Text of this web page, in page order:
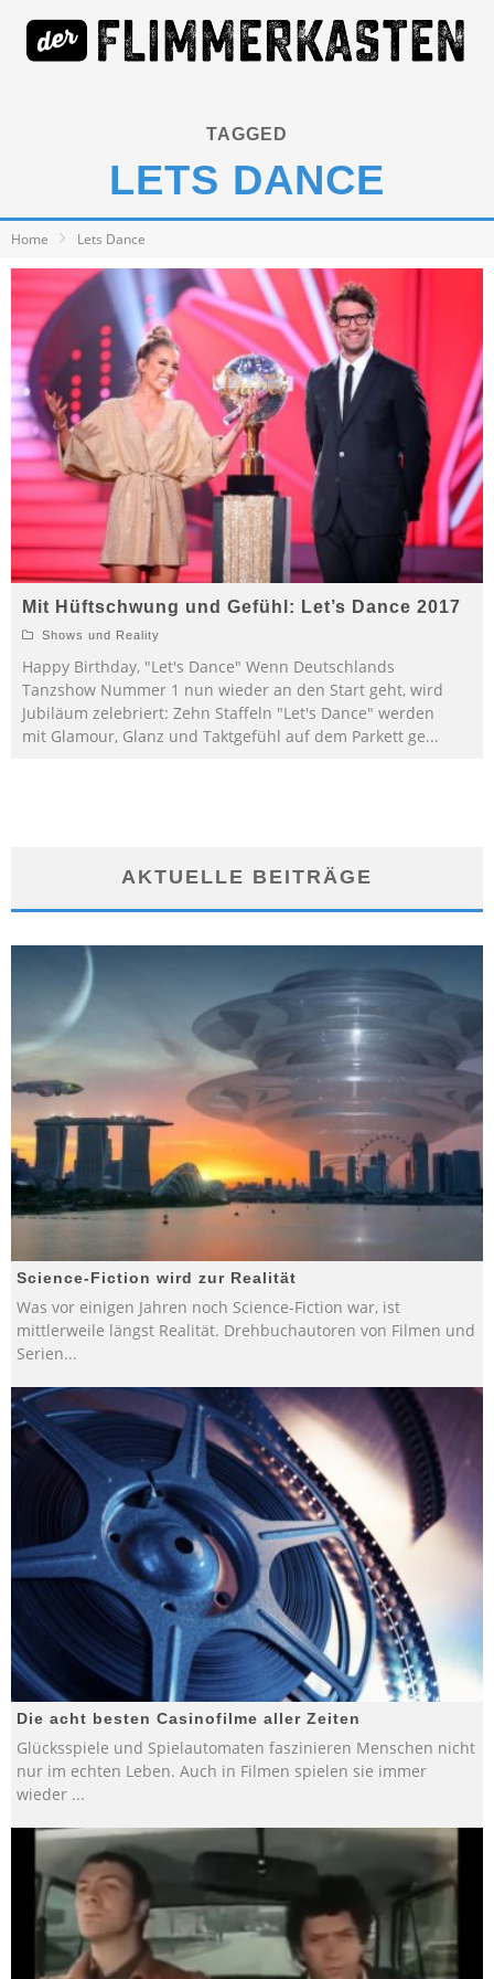
TAGGED
LETS DANCE
Home Lets Dance
Mit Hüftschwung und Gefühl: Let’s Dance 2017
Shows und Reality
Happy Birthday, "Let's Dance" Wenn Deutschlands
Tanzshow Nummer 1 nun wieder an den Start geht, wird
Jubiläum zelebriert: Zehn Staffeln "Let's Dance" werden
mit Glamour, Glanz und Taktgefühl auf dem Parkett ge...
AKTUELLE BEITRÄGE
Science-Fiction wird zur Realität
Was vor einigen Jahren noch Science-Fiction war, ist
mittlerweile längst Realität. Drehbuchautoren von Filmen und
Serien...
Die acht besten Casinofilme aller Zeiten
Glücksspiele und Spielautomaten faszinieren Menschen nicht
nur im echten Leben. Auch in Filmen spielen sie immer
wieder ...